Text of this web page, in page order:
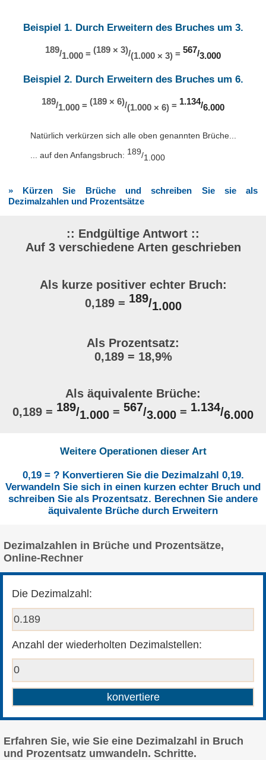
Beispiel 1. Durch Erweitern des Bruches um 3.
189/1.000 = (189 × 3)/(1.000 × 3) = 567/3.000
Beispiel 2. Durch Erweitern des Bruches um 6.
189/1.000 = (189 × 6)/(1.000 × 6) = 1.134/6.000
Natürlich verkürzen sich alle oben genannten Brüche...
... auf den Anfangsbruch: 189/1.000
» Kürzen Sie Brüche und schreiben Sie sie als
Dezimalzahlen und Prozentsätze
:: Endgültige Antwort ::
Auf 3 verschiedene Arten geschrieben
Als kurze positiver echter Bruch:
0,189 = 189/1.000
Als Prozentsatz:
0,189 = 18,9%
Als äquivalente Brüche:
0,189 = 189/1.000 = 567/3.000 = 1.134/6.000
Weitere Operationen dieser Art
0,19 = ? Konvertieren Sie die Dezimalzahl 0,19.
Verwandeln Sie sich in einen kurzen echter Bruch und
schreiben Sie als Prozentsatz. Berechnen Sie andere
äquivalente Brüche durch Erweitern
Dezimalzahlen in Brüche und Prozentsätze,
Online-Rechner
Die Dezimalzahl:
Anzahl der wiederholten Dezimalstellen:
Erfahren Sie, wie Sie eine Dezimalzahl in Bruch
und Prozentsatz umwandeln. Schritte.